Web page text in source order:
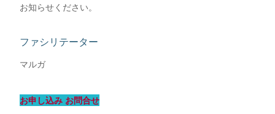
お知らせください。
ファシリテーター
マルガ
お申し込み お問合せ